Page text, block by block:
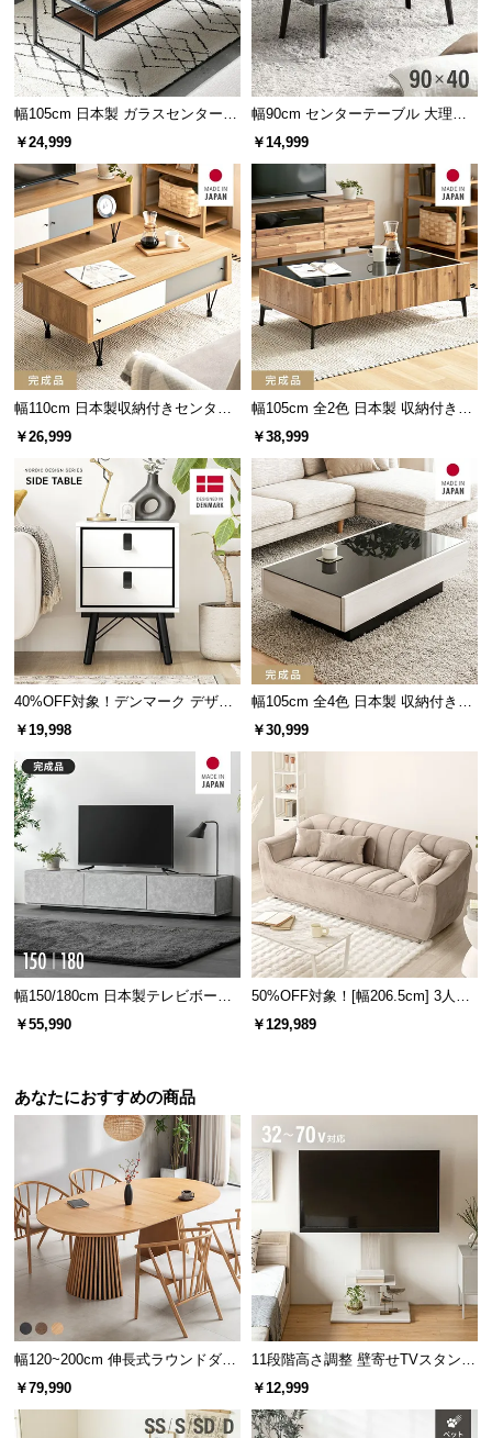
ポ
ー
ト
お
知
ら
せ
ブ
ロ
グ
企
業
報
o.,
幅105cm 日本製 ガラスセンターテ
ーブル
￥24,999
幅90cm センターテーブル 大理石/
モルタル調 天然木脚 収納スペース
￥14,999
幅110cm 日本製収納付きセンター
テーブル TCT-007
￥26,999
幅105cm 全2色 日本製 収納付きセ
ンターテーブル TCT-008
￥38,999
40%OFF対象！デンマーク デザイ
ン サイドテーブル
￥19,998
幅105cm 全4色 日本製 収納付きセ
ンターテーブル
￥30,999
幅150/180cm 日本製テレビボード
TOT-020
￥55,990
50%OFF対象！[幅206.5cm] 3人掛
けソファ
￥129,989
あなたにおすすめの商品
幅120~200cm 伸長式ラウンドダイ
ニングテーブル 6人掛け 天然木突
板 美しい格子デザイン
￥79,990
11段階高さ調整 壁寄せTVスタンド
キャスター付き 上下左右角度調節
￥12,999